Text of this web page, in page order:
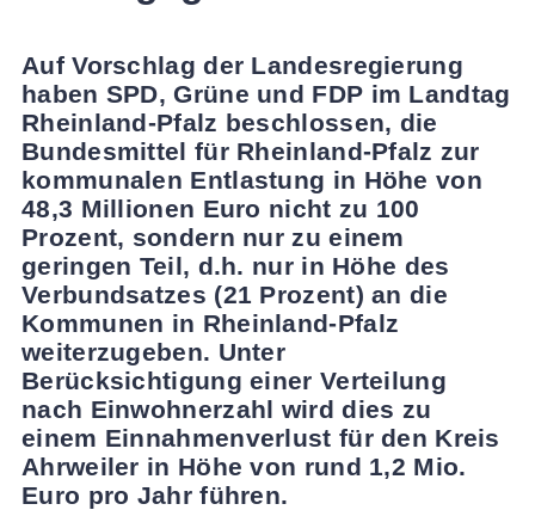
Auf Vorschlag der Landesregierung
haben SPD, Grüne und FDP im Landtag
Rheinland-Pfalz beschlossen, die
Bundesmittel für Rheinland-Pfalz zur
kommunalen Entlastung in Höhe von
48,3 Millionen Euro nicht zu 100
Prozent, sondern nur zu einem
geringen Teil, d.h. nur in Höhe des
Verbundsatzes (21 Prozent) an die
Kommunen in Rheinland-Pfalz
weiterzugeben. Unter
Berücksichtigung einer Verteilung
nach Einwohnerzahl wird dies zu
einem Einnahmenverlust für den Kreis
Ahrweiler in Höhe von rund 1,2 Mio.
Euro pro Jahr führen.